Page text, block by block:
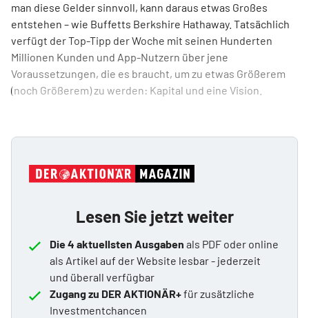
man diese Gelder sinnvoll, kann daraus etwas Großes
entstehen – wie Buffetts Berkshire Hathaway. Tatsächlich
verfügt der Top-Tipp der Woche mit seinen Hunderten
Millionen Kunden und App-Nutzern über jene
Voraussetzungen, die es braucht, um zu etwas Größerem
(noch Größerem) zu werden: Kapital und eine Vision.
Lesen Sie jetzt weiter
Die 4 aktuellsten Ausgaben als PDF oder online
als Artikel auf der Website lesbar - jederzeit
und überall verfügbar
Zugang zu DER AKTIONÄR+für zusätzliche
Investmentchancen